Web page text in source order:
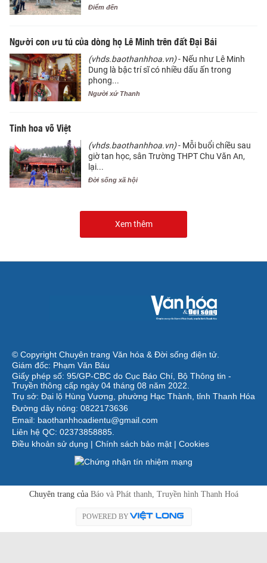
Điểm đến
Người con ưu tú của dòng họ Lê Minh trên đất Đại Bái
(vhds.baothanhhoa.vn)- Nếu như Lê Minh
Dung là bậc trí sĩ có nhiều dấu ấn trong
phong...
Người xứ Thanh
Tinh hoa võ Việt
(vhds.baothanhhoa.vn)- Mỗi buổi chiều sau
giờ tan học, sân Trường THPT Chu Văn An,
lại...
Đời sống xã hội
Xem thêm
© Copyright Chuyên trang Văn hóa & Đời sống điện tử.
Giám đốc: Phạm Văn Báu
Giấy phép số: 95/GP-CBC do Cục Báo Chí, Bộ Thông tin -
Truyền thông cấp ngày 04 tháng 08 năm 2022.
Trụ sở: Đại lộ Hùng Vương, phường Hạc Thành, tỉnh Thanh Hóa
Đường dây nóng: 0822173636
Email: baothanhhoadientu@gmail.com
Liên hệ QC: 02373858885.
Điều khoản sử dụng | Chính sách bảo mật | Cookies
Chuyên trang của Báo và Phát thanh, Truyền hình Thanh Hoá
POWERED BY